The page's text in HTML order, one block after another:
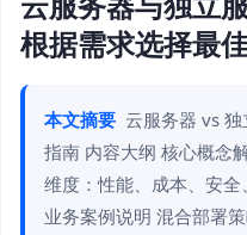
根据需求选择最
本文摘要 云服务器 vs
指南 内容大纲 核心概念
维度：性能、成本、安
业务案例说明 混合部署